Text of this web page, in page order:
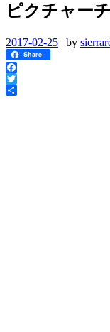
ピクチャー
2017-02-25 | by
Share
Facebook
Twitter